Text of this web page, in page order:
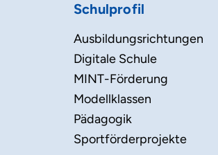
Schulprofil
Ausbildungsrichtungen
Digitale Schule
MINT-Förderung
Modellklassen
Pädagogik
Sportförderprojekte